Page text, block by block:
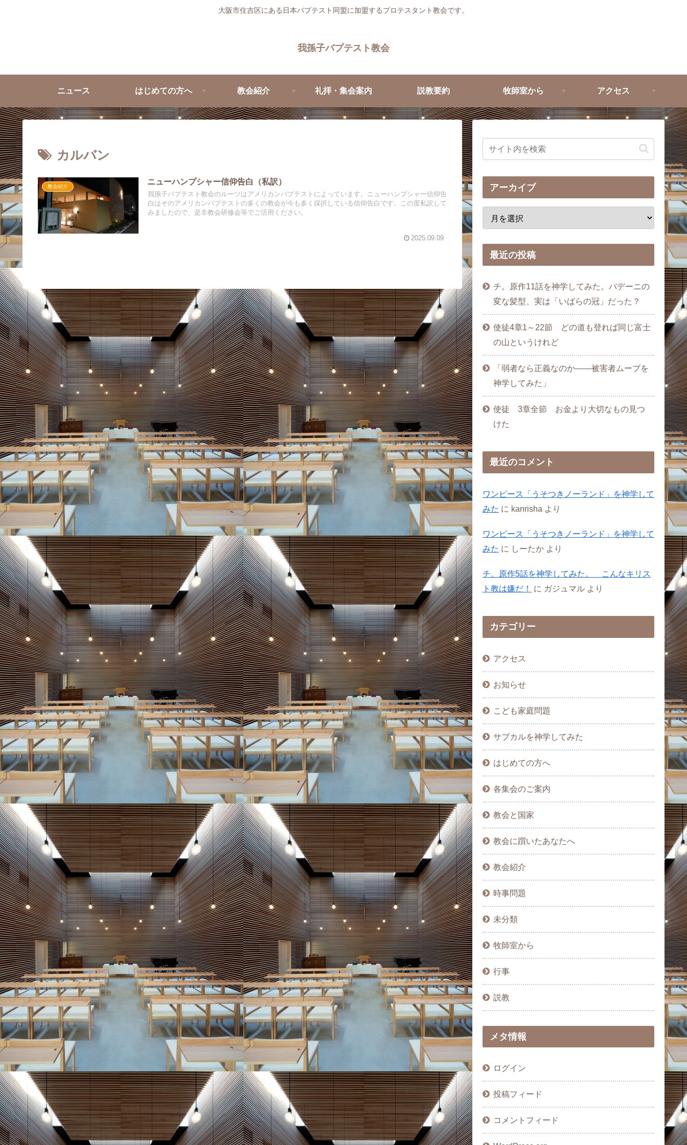
大阪市住吉区にある日本バプテスト同盟に加盟するプロテスタント教会です。
我孫子バプテスト教会
ニュース はじめての方へ 教会紹介 礼拝・集会案内 説教要約 牧師室から アクセス
カルバン
教会紹介
ニューハンプシャー信仰告白（私訳）
我孫子バプテスト教会のルーツはアメリカンバプテストによっています。ニューハンプシャー信仰告
白はそのアメリカンバプテストの多くの教会が今も多く採択している信仰告白です。この度私訳して
みましたので、是非教会研修会等でご活用ください。
2025.09.09
アーカイブ
最近の投稿
チ。原作11話を神学してみた。バデーニの
変な髪型、実は「いばらの冠」だった？
使徒4章1～22節 どの道も登れば同じ富士
の山というけれど
「弱者なら正義なのか――被害者ムーブを
神学してみた」
使徒 3章全節 お金より大切なもの見つ
けた
最近のコメント
ワンピース「うそつきノーランド」を神学して
みた に kanrisha より
ワンピース「うそつきノーランド」を神学して
みた に しーたか より
チ。原作5話を神学してみた。 こんなキリス
ト教は嫌だ！
に ガジュマル より
カテゴリー
アクセス
お知らせ
こども家庭問題
サブカルを神学してみた
はじめての方へ
各集会のご案内
教会と国家
教会に躓いたあなたへ
教会紹介
時事問題
未分類
牧師室から
行事
説教
メタ情報
ログイン
投稿フィード
コメントフィード